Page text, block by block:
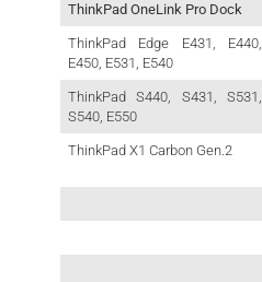
ThinkPad OneLink Pro Dock
ThinkPad Edge E431, E440,
E450, E531, E540
ThinkPad S440, S431, S531,
S540, E550
ThinkPad X1 Carbon Gen.2